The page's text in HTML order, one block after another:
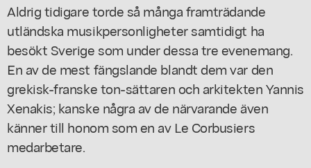
Aldrig tidigare torde så många framträdande
utländska musikpersonligheter samtidigt ha
besökt Sverige som under dessa tre evenemang.
En av de mest fängslande blandt dem var den
grekisk-franske ton-sättaren och arkitekten Yannis
Xenakis; kanske några av de närvarande även
känner till honom som en av Le Corbusiers
medarbetare.